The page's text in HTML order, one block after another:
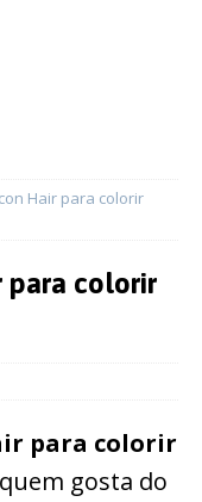
Hair para colorir
para colorir
para colorir
gosta do